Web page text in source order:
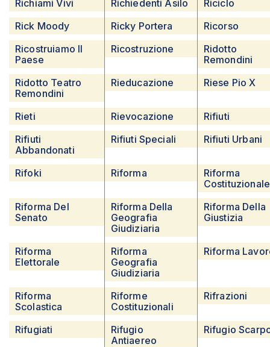
Richiami Vivi
Richiedenti Asilo
Riciclo
Rick Moody
Ricky Portera
Ricorso
Ricostruiamo Il
Paese
Ricostruzione
Ridotto
Remondini
Ridotto Teatro
Remondini
Rieducazione Riese Pio X
Rieti Rievocazione
Rifiuti
Rifiuti
Abbandonati
Rifiuti Speciali Rifiuti Urbani
Rifoki Riforma
Riforma
Costituzionale
Riforma Del
Senato
Riforma Della
Geografia
Giudiziaria
Riforma Della
Giustizia
Riforma
Elettorale
Riforma
Geografia
Giudiziaria
Riforma
Riforma
Scolastica
Riforme
Costituzionali
Rifrazioni
Rifugiati
Rifugio
Antiaereo
Rifugio